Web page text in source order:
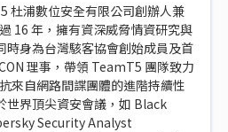
杜浦數位安全有限公司創辦人兼
16 年，擁有資深威脅情資研究與
時身為台灣駭客協會創始成員及首
理事，帶領 TeamT5 團隊致力
來自網路間諜團體的進階持續性
世界頂尖資安會議，如 Black
Security Analyst